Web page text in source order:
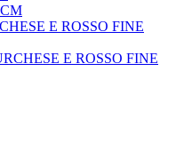
E ROSSO FINE